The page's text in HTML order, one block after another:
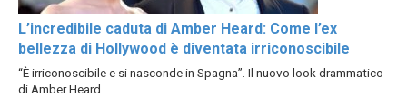
L’incredibile caduta di Amber Heard: Come l’ex
bellezza di Hollywood è diventata irriconoscibile
“È irriconoscibile e si nasconde in Spagna”. Il nuovo look drammatico
di Amber Heard